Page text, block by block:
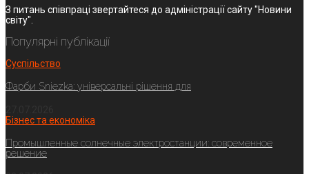
З питань співпраці звертайтеся до адміністрації сайту "Новини
світу".
Популярні публікації
Суспільство
Фарби Sniezka: універсальні рішення для
Бізнес та економіка
Промышленные солнечные электростанции: современное
решение